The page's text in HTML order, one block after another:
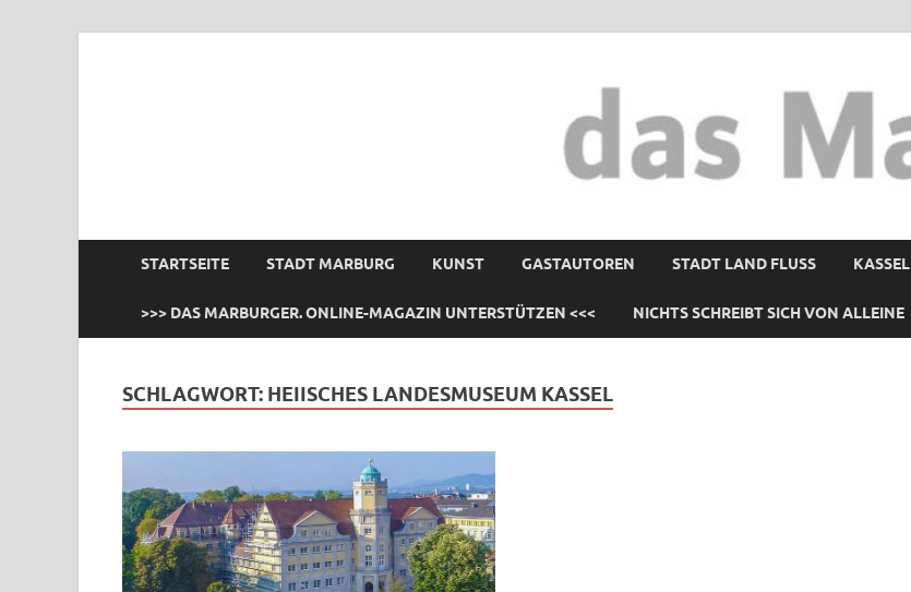
STARTSEITE STADT MARBURG KUNST GASTAUTOREN STADT LAND FLUSS KASSEL
>>> DAS MARBURGER. ONLINE-MAGAZIN UNTERSTÜTZEN <<< NICHTS SCHREIBT SICH VON ALLEINE
SCHLAGWORT: HEIISCHES LANDESMUSEUM KASSEL